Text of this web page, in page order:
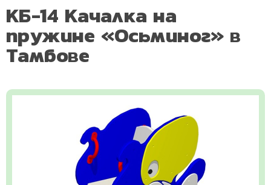
КБ-14 Качалка на
пружине «Осьминог» в
Тамбове